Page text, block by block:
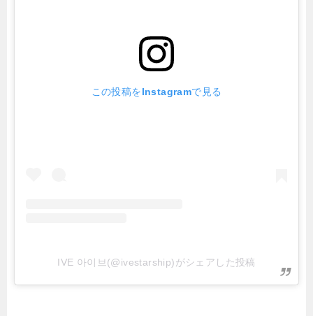
この投稿をInstagramで見る
IVE 아이브(@ivestarship)がシェアした投稿